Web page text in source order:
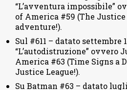
“L’avventura impossibile”
of America #59 (The
adventure!).
Sul #611 – datato settembre
“L’autodistruzione” ovvero
America #63 (Time Signs a
Justice League!).
Su Batman #63 – datato